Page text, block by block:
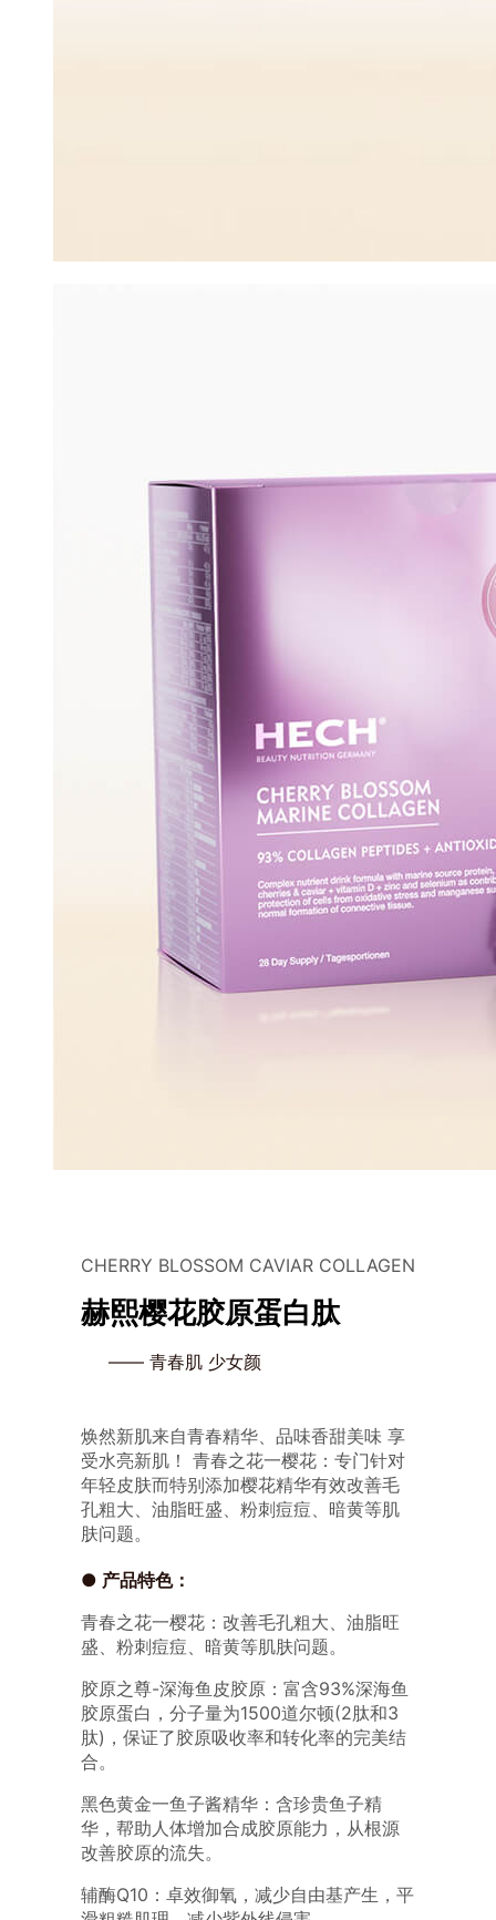
CHERRY BLOSSOM CAVIAR COLLAGEN
赫熙樱花胶原蛋白肽
—— 青春肌 少女颜
焕然新肌来自青春精华、品味香甜美味 享
受水亮新肌！ 青春之花一樱花：专门针对
年轻皮肤而特别添加樱花精华有效改善毛
孔粗大、油脂旺盛、粉刺痘痘、暗黄等肌
肤问题。
● 产品特色：
青春之花一樱花：改善毛孔粗大、油脂旺
盛、粉刺痘痘、暗黄等肌肤问题。
胶原之尊-深海鱼皮胶原：富含93%深海鱼
胶原蛋白，分子量为1500道尔顿(2肽和3
肽)，保证了胶原吸收率和转化率的完美结
合。
黑色黄金一鱼子酱精华：含珍贵鱼子精
华，帮助人体增加合成胶原能力，从根源
改善胶原的流失。
辅酶Q10：卓效御氧，减少自由基产生，平